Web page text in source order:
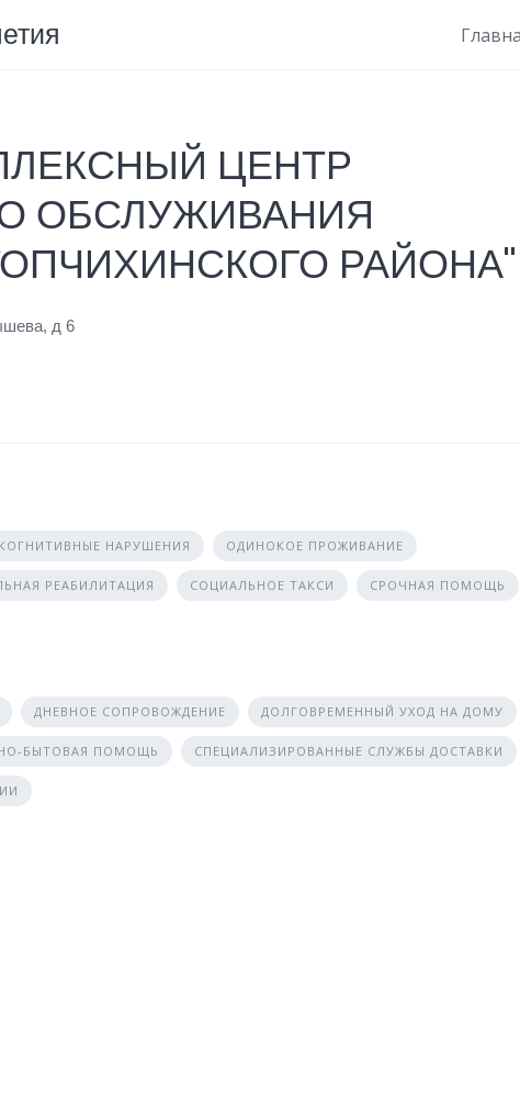
ЦЕНТР
ОБСЛУЖИВАНИЯ
РАЙОНА"
д 6
КОГНИТИВНЫЕ НАРУШЕНИЯ ОДИНОКОЕ ПРОЖИВАНИЕ
РЕАБИЛИТАЦИЯ СОЦИАЛЬНОЕ ТАКСИ СРОЧНАЯ ПОМОЩЬ
ДНЕВНОЕ СОПРОВОЖДЕНИЕ ДОЛГОВРЕМЕННЫЙ УХОД НА ДОМУ
БЫТОВАЯ ПОМОЩЬ СПЕЦИАЛИЗИРОВАННЫЕ СЛУЖБЫ ДОСТАВКИ